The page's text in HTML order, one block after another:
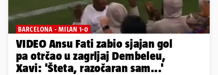
BARCELONA - MILAN 1-0
VIDEO Ansu Fati zabio sjajan gol
pa otrčao u zagrljaj Dembeleu,
Xavi: 'Šteta, razočaran sam...'